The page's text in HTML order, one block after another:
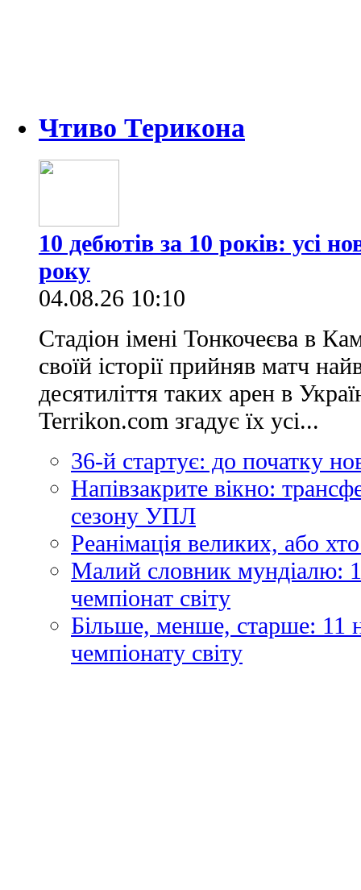
Чтиво Терикона
10 дебютів за 10 років: усі
року
04.08.26 10:10
Стадіон імені Тонкочеєва в
своїй історії прийняв матч
десятиліття таких арен в
Terrikon.com згадує їх усі...
36-й стартує: до початку
Напівзакрите вікно:
сезону УПЛ
Реанімація великих, або
Малий словник мундіалю:
чемпіонат світу
Більше, менше, старше: 11
чемпіонату світу